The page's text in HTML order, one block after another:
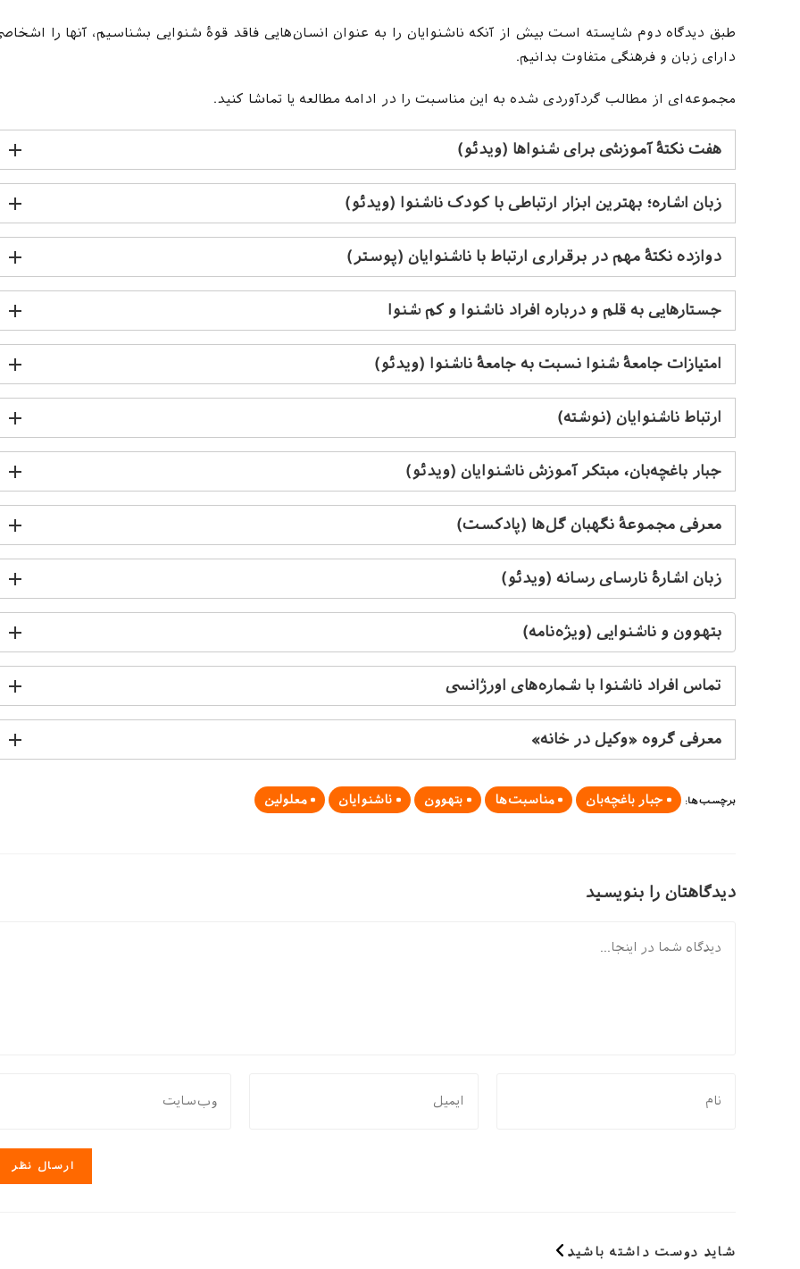
طبق دیدگاه دوم شایسته است بیش از آنکه ناشنوایان را به عنوان انسان‌هایی فاقد قوۀ شنوایی بشناسیم، آنها را
دارای زبان و فرهنگی متفاوت بدانیم.
مجموعه‌ای از مطالب گردآوردی شده به این مناسبت را در ادامه مطالعه یا تماشا کنید.
هفت نکتۀ آموزشی برای شنواها (ویدئو)
زبان اشاره؛ بهترین ابزار ارتباطی با کودک ناشنوا (ویدئو)
دوازده نکتۀ مهم در برقراری ارتباط با ناشنوایان (پوستر)
جستارهایی به قلم و درباره افراد ناشنوا و کم شنوا
امتیازات جامعۀ شنوا نسبت به جامعۀ ناشنوا (ویدئو)
ارتباط ناشنوایان (نوشته)
جبار باغچه‌بان، مبتکر آموزش ناشنوایان (ویدئو)
معرفی مجموعۀ نگهبان گل‌ها (پادکست)
زبان اشارۀ نارسای رسانه (ویدئو)
بتهوون و ناشنوایی (ویژه‌نامه)
تماس افراد ناشنوا با شماره‌های اورژانسی
معرفی گروه «وکیل در خانه»
برچسب‌ها: جبار باغچه‌بان مناسبت‌ها بتهوون ناشنوایان معلولین
دیدگاهتان را بنویسید
نظر
نظر
وب
شاید دوست داشته باشید